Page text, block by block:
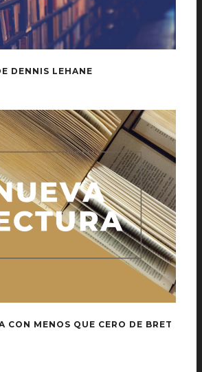
DENNIS LEHANE
CON MENOS QUE CERO DE BRET